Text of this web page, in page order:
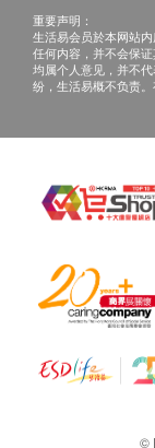
主要成份:
芦荟精华
（微晶纤
CoQ10酵
（抗结剂
其他成份
品含豆类
重要声明：
生活易会员於本网站
任何内容，并不会保
均属个人意见，并不
纷，生活易概不负责。
©